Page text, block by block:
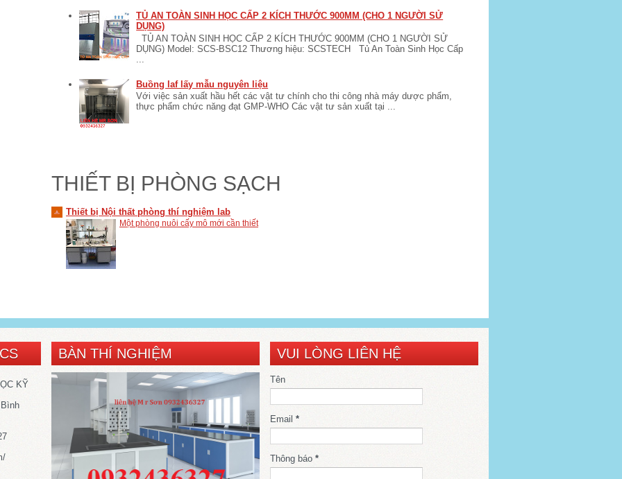
TỦ AN TOÀN SINH HỌC CẤP 2 KÍCH THƯỚC 900MM (CHO 1 NGƯỜI SỬ
DỤNG)
TỦ AN TOÀN SINH HỌC CẤP 2 KÍCH THƯỚC 900MM (CHO 1 NGƯỜI SỬ
DỤNG) Model: SCS-BSC12 Thương hiệu: SCSTECH Tủ An Toàn Sinh Học Cấp
...
Buồng laf lấy mẫu nguyên liệu
Với việc sản xuất hầu hết các vật tư chính cho thi công nhà máy dược phẩm,
thực phẩm chức năng đạt GMP-WHO Các vật tư sản xuất tại ...
THIẾT BỊ PHÒNG SẠCH
Thiết bị Nội thất phòng thí nghiệm lab
Một phòng nuôi cấy mô mới cần thiết
KỸ
BÀN THÍ NGHIỆM VUI LÒNG LIÊN HỆ
Tên
Email *
Thông báo *